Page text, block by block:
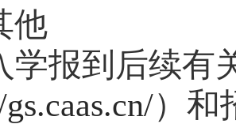
他
学报到后续有
）和